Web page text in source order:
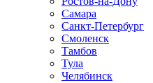
Самара
Санкт-Петербург
Смоленск
Тамбов
Тула
Челябинск